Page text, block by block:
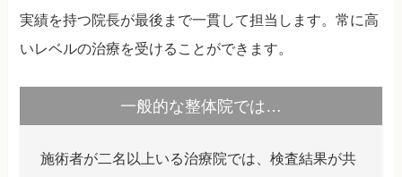
実績を持つ院長が最後まで一貫して担当します。常に高
いレベルの治療を受けることができます。
一般的な整体院では…
施術者が二名以上いる治療院では、検査結果が共